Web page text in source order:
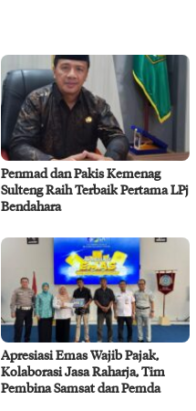
Penmad dan Pakis Kemenag
Sulteng Raih Terbaik Pertama LPj
Bendahara
Apresiasi Emas Wajib Pajak,
Kolaborasi Jasa Raharja, Tim
Pembina Samsat dan Pemda